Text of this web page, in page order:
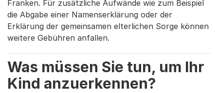
Franken. Für zusätzliche Aufwände wie zum Beispiel
die Abgabe einer Namenserklärung oder der
Erklärung der gemeinsamen elterlichen Sorge können
weitere Gebühren anfallen.
Was müssen Sie tun, um Ihr
Kind anzuerkennen?